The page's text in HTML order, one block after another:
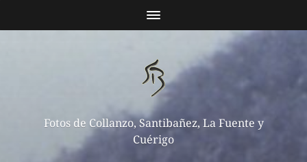
Fotos de Collanzo, Santibañez, La Fuente y
Cuérigo